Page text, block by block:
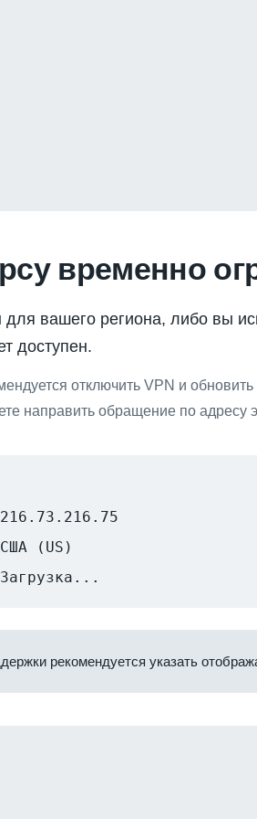
временно
вашего региона, либо вы
доступен.
отключить VPN и
направить обращение по адресу
216.73.216.75
США (US)
Загрузка...
рекомендуется указать